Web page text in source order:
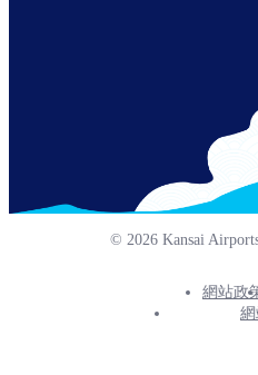
© 2026 Kansai
Footer
網站政
網